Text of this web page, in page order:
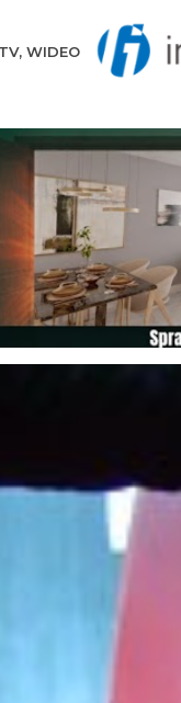
TV, WIDEO